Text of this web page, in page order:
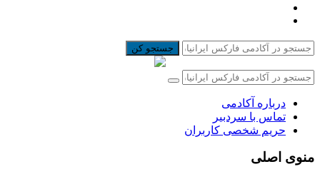
جستجو کن
درباره آکادمی
تماس با سردبیر
حریم شخصی کاربران
منوی اصلی